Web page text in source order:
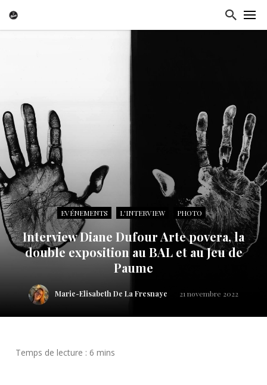
EVÉNEMENTS L'INTERVIEW PHOTO
Interview Diane Dufour Arte povera, la
double exposition au BAL et au Jeu de
Paume
Marie-Elisabeth De La Fresnaye 21 novembre 2022